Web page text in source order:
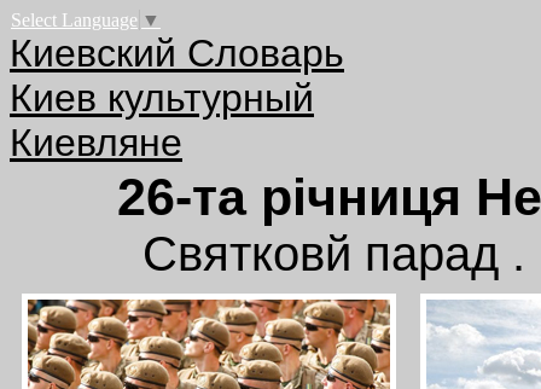
Select Language ▼
Киевский Словарь
Киев культурный
Киевляне
26-та річниця
Святковй парад .